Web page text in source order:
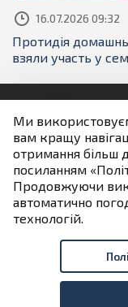
16.07.2026 09:32
Протидія
взяли участь у
Ми
вам кращу
отримання більш
посиланням
Продовжуючи
автоматично
технологій.
Якщо не зазначено
умовах ліцензії
Creative
Розробник